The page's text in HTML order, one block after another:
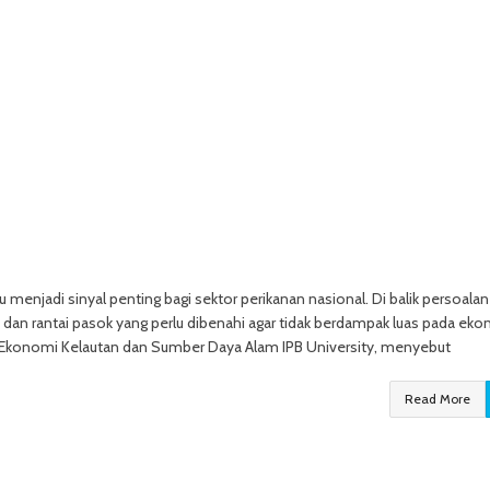
sinyal penting bagi sektor perikanan nasional. Di balik persoalan
rantai pasok yang perlu dibenahi agar tidak berdampak luas pada
Kelautan dan Sumber Daya Alam IPB University, menyebut
Read More